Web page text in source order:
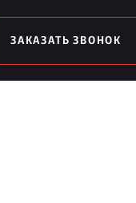
ЗАКАЗАТЬ ЗВОНОК